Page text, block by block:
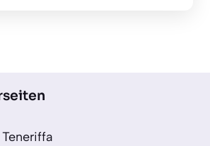
Teneriffa